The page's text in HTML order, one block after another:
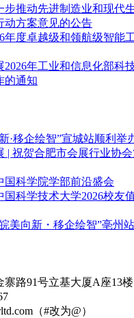
步推动先进制造业和现代
动方案意见的公告
年度卓越级和领航级智能
2026年工业和信息化部科
的通知
·移企绘智”宣城站顺利举
| 祝贺合肥市会展行业协
国科学院学部前沿盛会
国科学技术大学2026校友
美向新・移企绘智”亳州
寨路91号立基大厦A座13楼
（#改为@）